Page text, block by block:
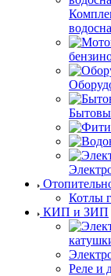
Котлы
КИП и ЗИП
Реле и